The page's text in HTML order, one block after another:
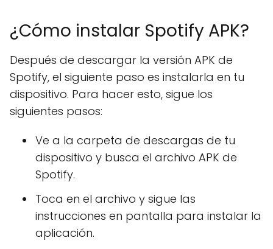
¿Cómo instalar Spotify APK?
Después de descargar la versión APK de
Spotify, el siguiente paso es instalarla en tu
dispositivo. Para hacer esto, sigue los
siguientes pasos:
Ve a la carpeta de descargas de tu
dispositivo y busca el archivo APK de
Spotify.
Toca en el archivo y sigue las
instrucciones en pantalla para instalar la
aplicación.